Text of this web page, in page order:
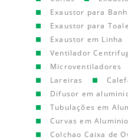
Exaustor para
Exaustor para
Exaustor em Linha
Ventilador
Microventiladores
Lareiras
Difusor em
Tubulações em
Curvas em Aluminio
Colchao Caixa de